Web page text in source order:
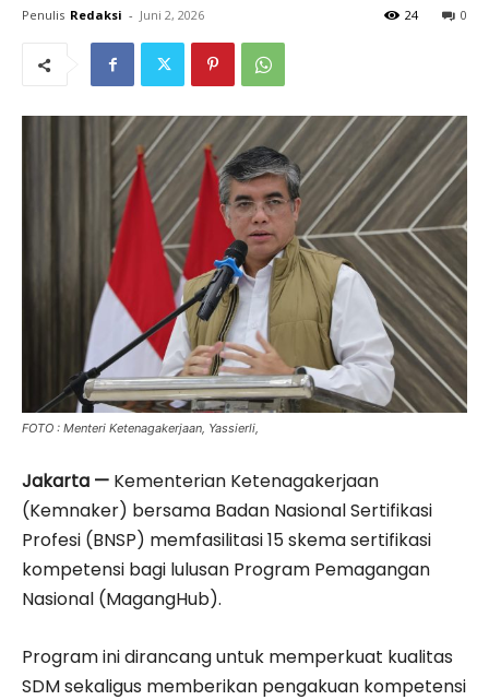
Penulis Redaksi - Juni 2, 2026 0
24
FOTO : Menteri Ketenagakerjaan, Yassierli,
Jakarta — Kementerian Ketenagakerjaan
(Kemnaker) bersama Badan Nasional Sertifikasi
Profesi (BNSP) memfasilitasi 15 skema sertifikasi
kompetensi bagi lulusan Program Pemagangan
Nasional (MagangHub).
Program ini dirancang untuk memperkuat kualitas
SDM sekaligus memberikan pengakuan kompetensi